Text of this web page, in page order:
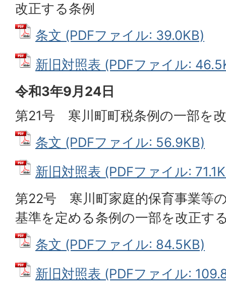
改正する条例
条文 (PDFファイル: 39.0KB)
新旧対照表 (PDFファイル:
令和3年9月24日
第21号 寒川町町税条例の一部を
条文 (PDFファイル: 56.9KB)
新旧対照表 (PDFファイル:
第22号 寒川町家庭的保育事業等
基準を定める条例の一部を改正す
条文 (PDFファイル: 84.5KB)
新旧対照表 (PDFファイル: